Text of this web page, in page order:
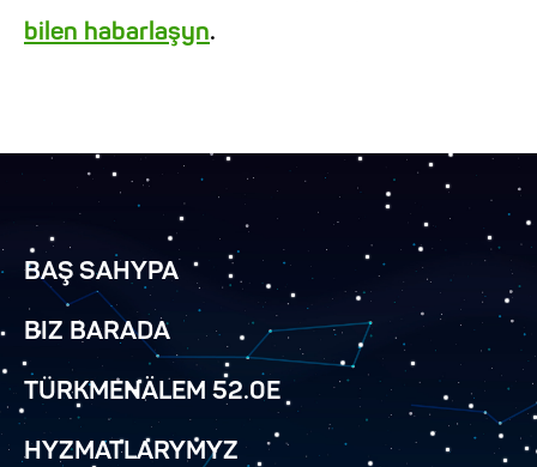
bilen habarlaşyn.
BAŞ SAHYPA
BIZ BARADA
TÜRKMENÄLEM 52.0E
HYZMATLARYMYZ